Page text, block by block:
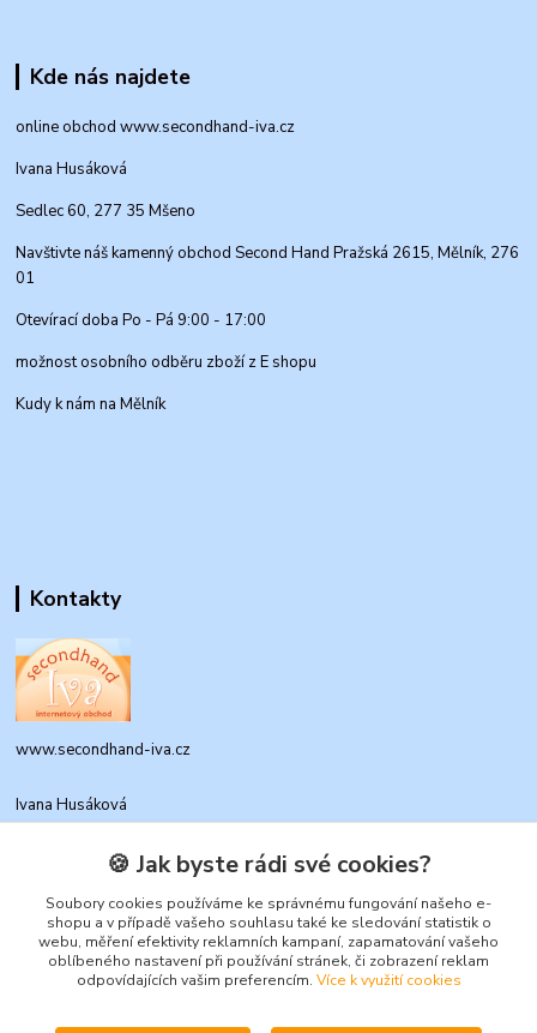
Kde nás najdete
online obchod www.secondhand-iva.cz
Ivana Husáková
Sedlec 60, 277 35 Mšeno
Navštivte náš kamenný obchod Second Hand Pražská 2615, Mělník, 276
01
Otevírací doba Po - Pá 9:00 - 17:00
možnost osobního odběru zboží z E shopu
Kudy k nám na Mělník
Kontakty
www.secondhand-iva.cz
Ivana Husáková
+420 315 695 684
(Po-Pá, 9-17 hod.)
info@secondhand-iva.cz
🍪 Jak byste rádi své cookies?
Soubory cookies používáme ke správnému fungování našeho e-
shopu a v případě vašeho souhlasu také ke sledování statistik o
webu, měření efektivity reklamních kampaní, zapamatování vašeho
oblíbeného nastavení při používání stránek, či zobrazení reklam
odpovídajících vašim preferencím. Více k využití cookies